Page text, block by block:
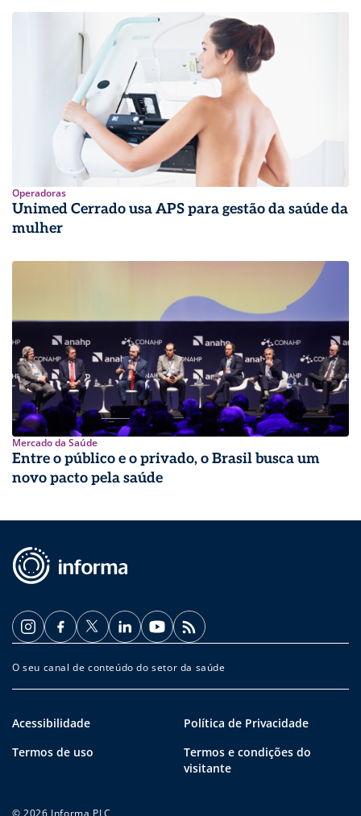
Operadoras
Unimed Cerrado usa APS para gestão da saúde da
mulher
Mercado da Saúde
Entre o público e o privado, o Brasil busca um
novo pacto pela saúde
O seu canal de conteúdo do setor da saúde
Acessibilidade
Política de Privacidade
Termos de uso
Termos e condições do
visitante
© 2026 Informa PLC